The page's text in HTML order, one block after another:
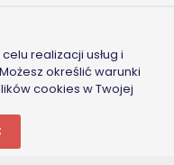
realizacji usług i
określić warunki
cookies w Twojej
- поширені запитання
ПОЧАТИ